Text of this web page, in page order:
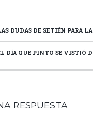
it
te
r
ai
l
m
p
ar
ti
DUDAS DE SETIÉN PARA LA VUELTA DE LA LIGA
DÍA QUE PINTO SE VISTIÓ DE HÉROE EN MALLORCA
RESPUESTA